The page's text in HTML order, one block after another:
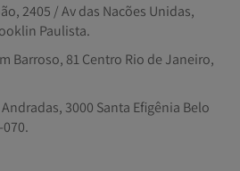
2405 / Av das Nacões Unidas,
Paulista.
Barroso, 81 Centro Rio de Janeiro,
3000 Santa Efigênia Belo